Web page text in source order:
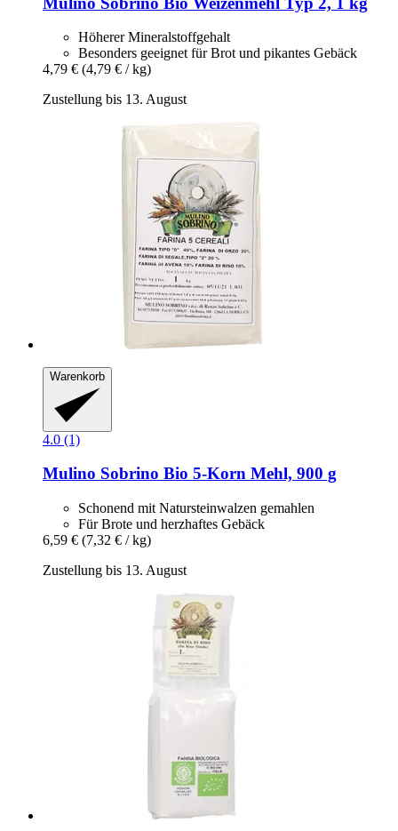
Höherer Mineralstoffgehalt
Besonders geeignet für Brot und pikantes Gebäck
4,79 € (4,79 € / kg)
Zustellung bis 13. August
Warenkorb
4.0 (1)
Mulino Sobrino Bio 5-​Korn Mehl, 900 g
Schonend mit Natursteinwalzen gemahlen
Für Brote und herzhaftes Gebäck
6,59 € (7,32 € / kg)
Zustellung bis 13. August